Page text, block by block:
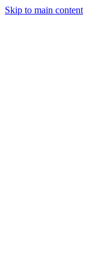
Skip to main content